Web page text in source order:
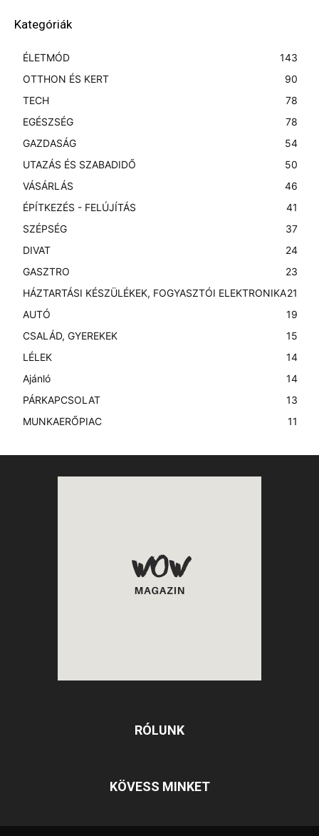
Kategóriák
ÉLETMÓD
143
OTTHON ÉS KERT
90
TECH
78
EGÉSZSÉG
78
GAZDASÁG
54
UTAZÁS ÉS SZABADIDŐ
50
VÁSÁRLÁS
46
ÉPÍTKEZÉS - FELÚJÍTÁS
41
SZÉPSÉG
37
DIVAT
24
GASZTRO
23
HÁZTARTÁSI KÉSZÜLÉKEK, FOGYASZTÓI ELEKTRONIKA21
AUTÓ
19
CSALÁD, GYEREKEK
15
LÉLEK
14
Ajánló
14
PÁRKAPCSOLAT
13
MUNKAERŐPIAC
11
RÓLUNK
KÖVESS MINKET